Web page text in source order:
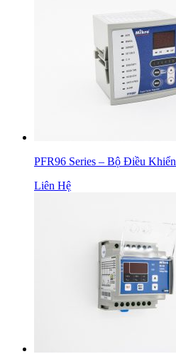
PFR96 Series – Bộ Điều
Liên Hệ